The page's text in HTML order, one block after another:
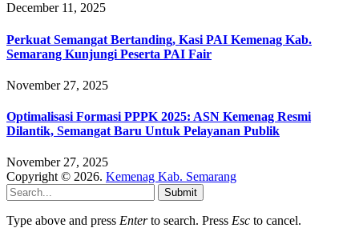
December 11, 2025
Perkuat Semangat Bertanding, Kasi PAI Kemenag Kab.
Semarang Kunjungi Peserta PAI Fair
November 27, 2025
Optimalisasi Formasi PPPK 2025: ASN Kemenag Resmi
Dilantik, Semangat Baru Untuk Pelayanan Publik
November 27, 2025
Copyright © 2026. Kemenag Kab. Semarang
Submit
Type above and press Enterto search. Press Esc to cancel.